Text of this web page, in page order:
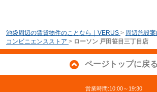
池袋周辺の賃貸物件のことなら｜VERUS > 周辺施設案
コンビニエンスストア > ローソン 戸田笹目三丁目店
ページトップに戻る
営業時間:10:00～19:30